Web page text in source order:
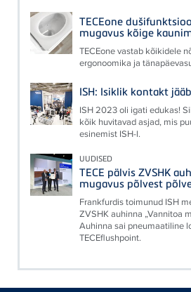
TECEone
mugavus kõige
TECEone vastab kõikidele
ergonoomika ja
ISH: Isiklik kontakt
ISH 2023 oli igati edukas!
kõik huvitavad asjad, mis
esinemist ISH-l.
UUDISED
TECE pälvis ZVSHK
mugavus põlvest
Frankfurdis toimunud ISH
ZVSHK auhinna „Vannitoa
Auhinna sai pneumaatiline
TECEflushpoint.